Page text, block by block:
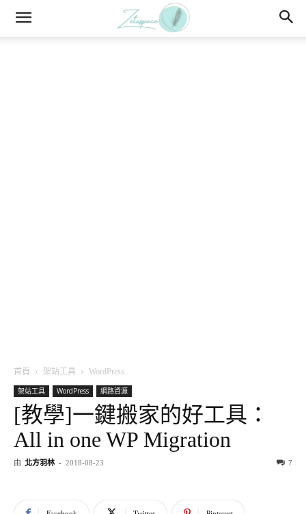
首頁 架站工具
WordPress
架站工具
WordPress 網路資源
[教學]一鍵搬家的好工具：
All in one WP Migration
由 北方羽林 - 2018-08-23 7